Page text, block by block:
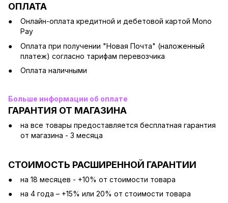
ОПЛАТА
Онлайн-оплата кредитной и дебетовой картой Mono
Pay
Оплата при получении "Новая Почта" (наложенный
платеж) согласно тарифам перевозчика
Оплата наличными
Больше информации об оплате
ГАРАНТИЯ ОТ МАГАЗИНА
на все товары предоставляется бесплатная гарантия
от магазина - 3 месяца
СТОИМОСТЬ РАСШИРЕННОЙ ГАРАНТИИ
на 18 месяцев - +10% от стоимости товара
на 4 года – +15% или 20% от стоимости товара